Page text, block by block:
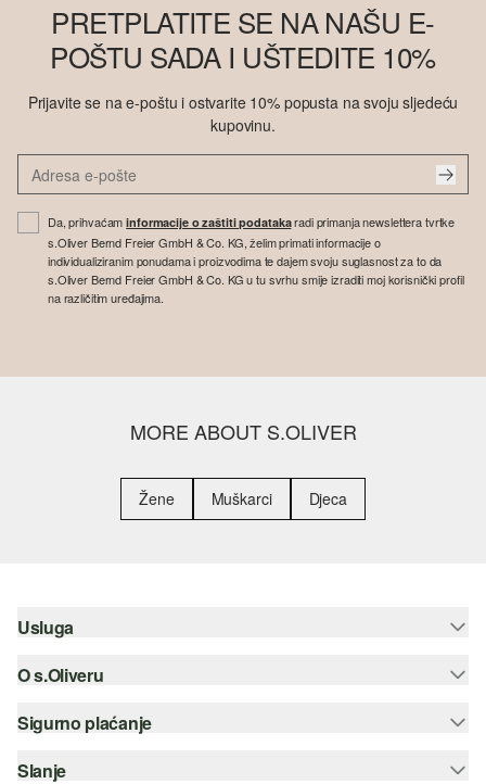
PRETPLATITE SE NA NAŠU E-
POŠTU SADA I UŠTEDITE 10%
Prijavite se na e-poštu i ostvarite 10% popusta na svoju sljedeću
kupovinu.
Da, prihvaćaminformacije o zaštiti podatakaradi primanja newslettera tvrtke
s.Oliver Bernd Freier GmbH & Co. KG, želim primati informacije o
individualiziranim ponudama i proizvodima te dajem svoju suglasnost za to da
s.Oliver Bernd Freier GmbH & Co. KG u tu svrhu smije izraditi moj korisnički profil
na različitim uređajima.
MORE ABOUT S.OLIVER
Žene Muškarci Djeca
Usluga
Pomoć i česta pitanja
Savjetovanje o veličinama
O s.Oliveru
Newsletter
s.Oliver Group
Sigurno plaćanje
Kreditna kartica
Slanje